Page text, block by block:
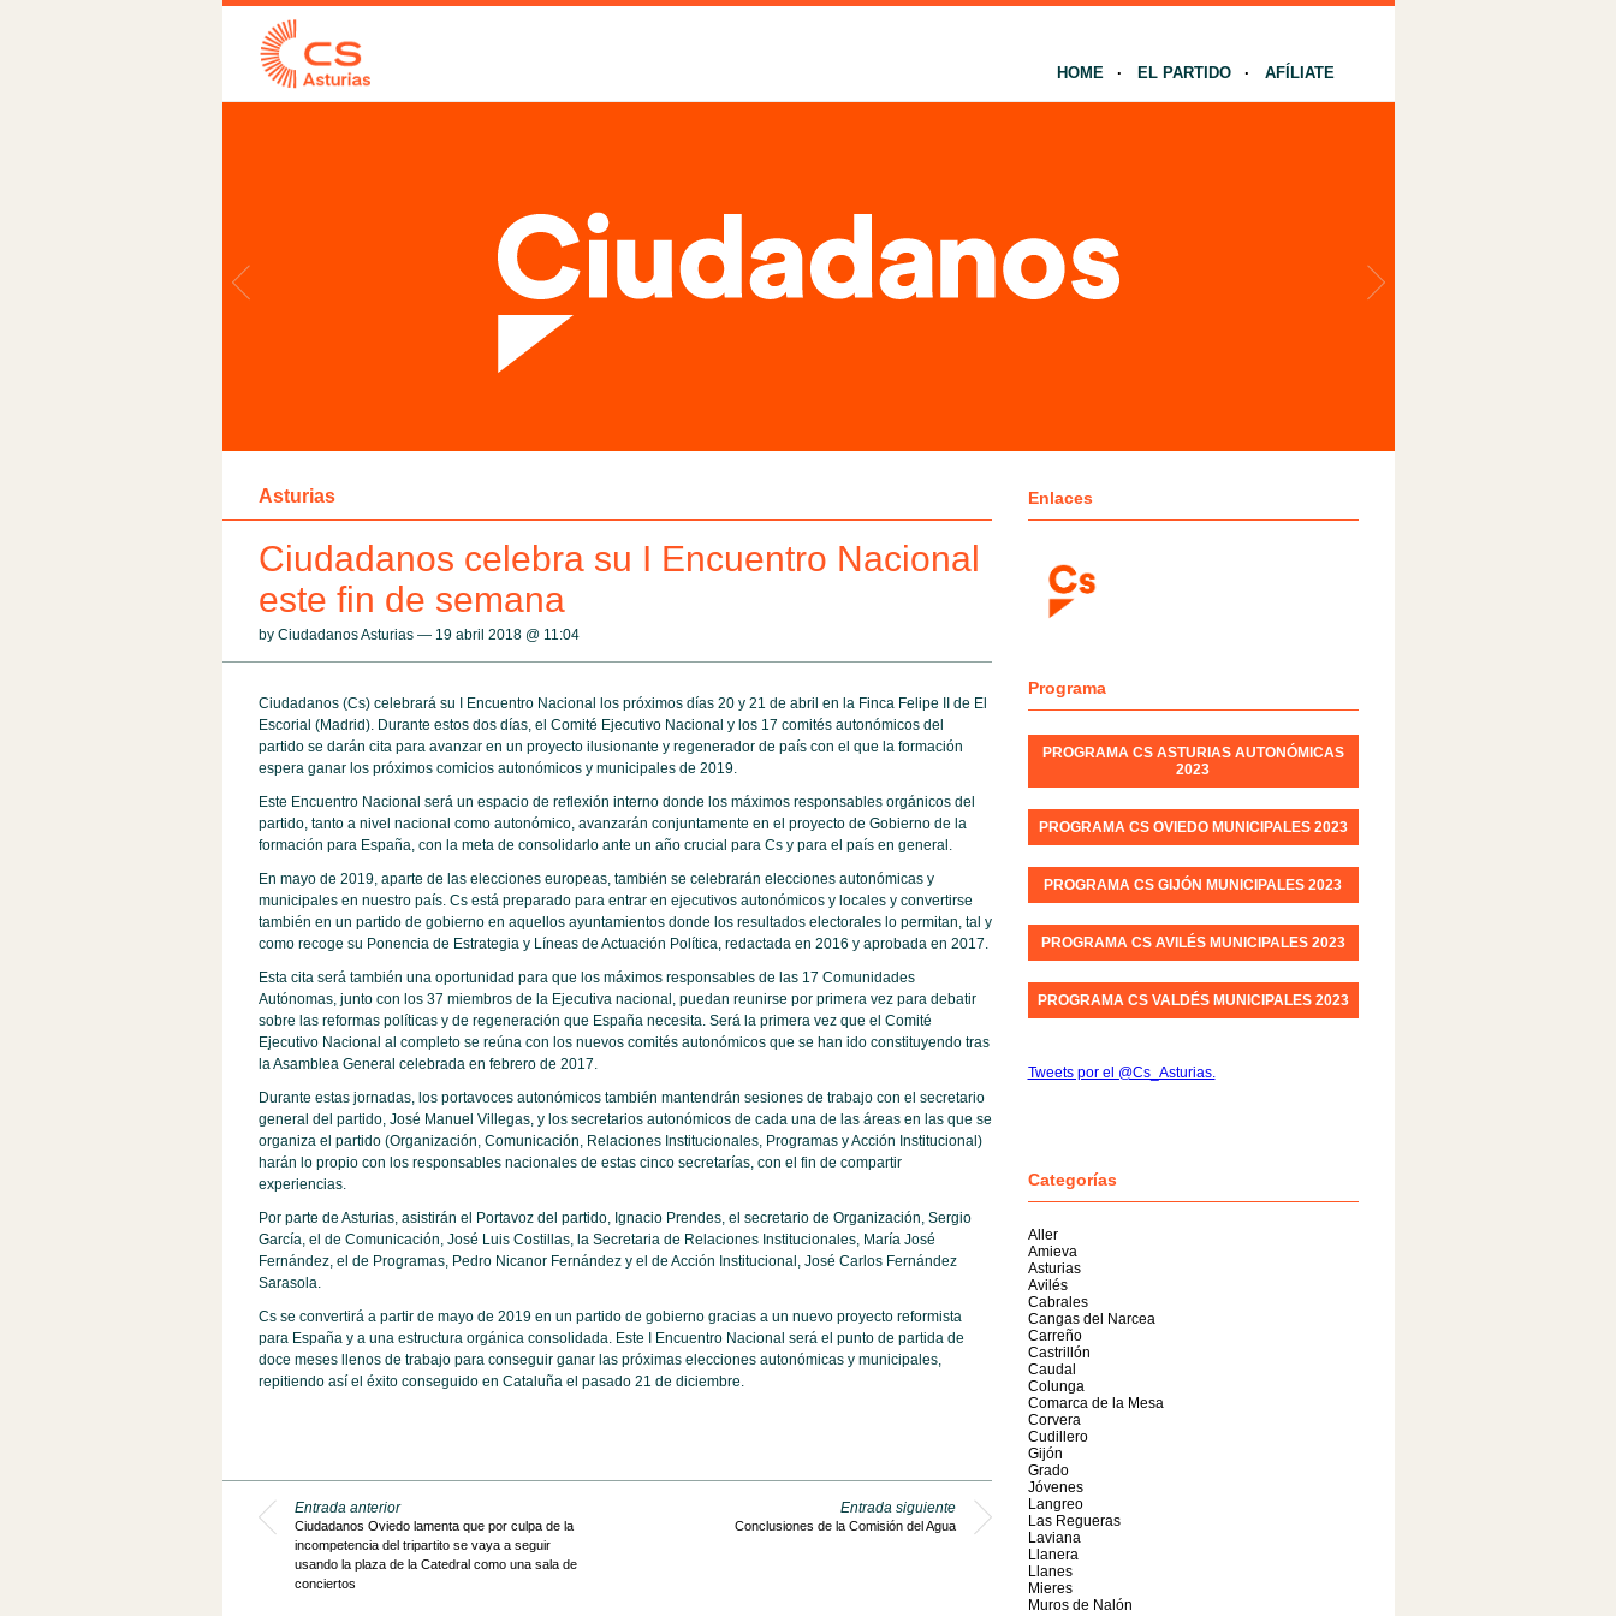
HOME EL PARTIDO AFÍLIATE
Asturias
Ciudadanos celebra su I Encuentro Nacional
este fin de semana
by Ciudadanos Asturias — 19 abril 2018 @ 11:04
Ciudadanos (Cs) celebrará su I Encuentro Nacional los próximos días 20 y 21 de abril en la Finca Felipe II de El
Escorial (Madrid). Durante estos dos días, el Comité Ejecutivo Nacional y los 17 comités autonómicos del
partido se darán cita para avanzar en un proyecto ilusionante y regenerador de país con el que la formación
espera ganar los próximos comicios autonómicos y municipales de 2019.
Este Encuentro Nacional será un espacio de reflexión interno donde los máximos responsables orgánicos del
partido, tanto a nivel nacional como autonómico, avanzarán conjuntamente en el proyecto de Gobierno de la
formación para España, con la meta de consolidarlo ante un año crucial para Cs y para el país en general.
En mayo de 2019, aparte de las elecciones europeas, también se celebrarán elecciones autonómicas y
municipales en nuestro país. Cs está preparado para entrar en ejecutivos autonómicos y locales y convertirse
también en un partido de gobierno en aquellos ayuntamientos donde los resultados electorales lo permitan, tal y
como recoge su Ponencia de Estrategia y Líneas de Actuación Política, redactada en 2016 y aprobada en 2017.
Esta cita será también una oportunidad para que los máximos responsables de las 17 Comunidades
Autónomas, junto con los 37 miembros de la Ejecutiva nacional, puedan reunirse por primera vez para debatir
sobre las reformas políticas y de regeneración que España necesita. Será la primera vez que el Comité
Ejecutivo Nacional al completo se reúna con los nuevos comités autonómicos que se han ido constituyendo tras
la Asamblea General celebrada en febrero de 2017.
Durante estas jornadas, los portavoces autonómicos también mantendrán sesiones de trabajo con el secretario
general del partido, José Manuel Villegas, y los secretarios autonómicos de cada una de las áreas en las que se
organiza el partido (Organización, Comunicación, Relaciones Institucionales, Programas y Acción Institucional)
harán lo propio con los responsables nacionales de estas cinco secretarías, con el fin de compartir
experiencias.
Por parte de Asturias, asistirán el Portavoz del partido, Ignacio Prendes, el secretario de Organización, Sergio
García, el de Comunicación, José Luis Costillas, la Secretaria de Relaciones Institucionales, María José
Fernández, el de Programas, Pedro Nicanor Fernández y el de Acción Institucional, José Carlos Fernández
Sarasola.
Cs se convertirá a partir de mayo de 2019 en un partido de gobierno gracias a un nuevo proyecto reformista
para España y a una estructura orgánica consolidada. Este I Encuentro Nacional será el punto de partida de
doce meses llenos de trabajo para conseguir ganar las próximas elecciones autonómicas y municipales,
repitiendo así el éxito conseguido en Cataluña el pasado 21 de diciembre.
Entrada anterior
Ciudadanos Oviedo lamenta que por culpa de la
incompetencia del tripartito se vaya a seguir
usando la plaza de la Catedral como una sala de
conciertos
Entrada siguiente
Conclusiones de la Comisión del Agua
Enlaces
Programa
PROGRAMA CS ASTURIAS AUTONÓMICAS
2023
PROGRAMA CS OVIEDO MUNICIPALES 2023
PROGRAMA CS GIJÓN MUNICIPALES 2023
PROGRAMA CS AVILÉS MUNICIPALES 2023
PROGRAMA CS VALDÉS MUNICIPALES 2023
Tweets por el @Cs_Asturias.
Categorías
Aller
Amieva
Asturias
Avilés
Cabrales
Cangas del Narcea
Carreño
Castrillón
Caudal
Colunga
Comarca de la Mesa
Corvera
Cudillero
Gijón
Grado
Jóvenes
Langreo
Las Regueras
Laviana
Llanera
Llanes
Mieres
Muros de Nalón